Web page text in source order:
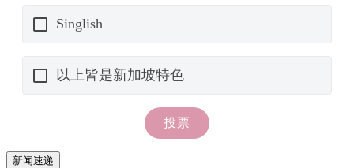
新闻速递